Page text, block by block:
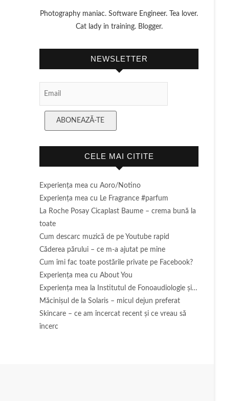
Photography maniac. Software Engineer. Tea lover.
Cat lady in training. Blogger.
NEWSLETTER
ABONEAZĂ-TE
CELE MAI CITITE
Experienţa mea cu Aoro/Notino
Experienţa mea cu Le Fragrance #parfum
La Roche Posay Cicaplast Baume – crema bună la
toate
Cum descarc muzică de pe Youtube rapid
Căderea părului – ce m-a ajutat pe mine
Cum îmi fac toate postările private pe Facebook?
Experiența mea cu About You
Experiența mea la Institutul de Fonoaudiologie și…
Măcinişul de la Solaris – micul dejun preferat
Skincare – ce am încercat recent și ce vreau să
încerc